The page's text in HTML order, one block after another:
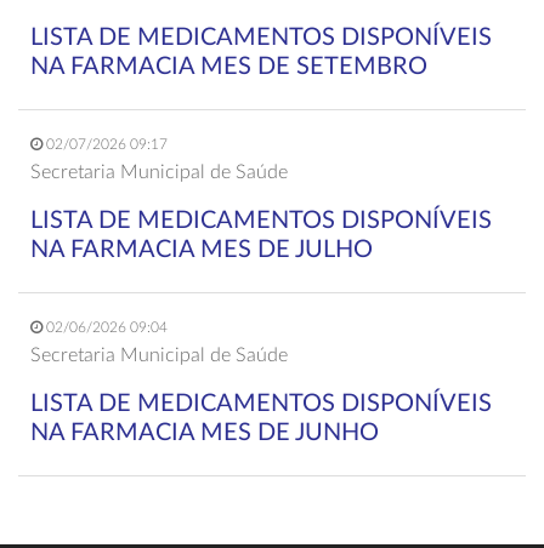
LISTA DE MEDICAMENTOS DISPONÍVEIS
NA FARMACIA MES DE SETEMBRO
02/07/2026 09:17
Secretaria Municipal de Saúde
LISTA DE MEDICAMENTOS DISPONÍVEIS
NA FARMACIA MES DE JULHO
02/06/2026 09:04
Secretaria Municipal de Saúde
LISTA DE MEDICAMENTOS DISPONÍVEIS
NA FARMACIA MES DE JUNHO